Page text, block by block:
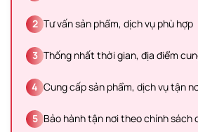
2 Tư vấn sản phẩm, dịch vụ phù hợp
3 Thống nhất thời gian, địa điểm
4 Cung cấp sản phẩm, dịch vụ tận
5 Bảo hành tận nơi theo chính sách